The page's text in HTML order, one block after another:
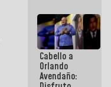
Cabello a
Orlando
Avendaño: